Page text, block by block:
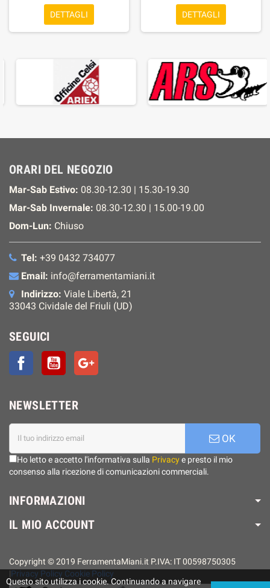
DETTAGLI DETTAGLI
ORARI DEL NEGOZIO
Mar-Sab Estivo: 08.30-12.30 | 15.30-19.30
Mar-Sab Invernale: 08.30-12.30 | 15.00-19.00
Dom-Lun: Chiuso
Tel: +39 0432 734077
Email: info@ferramentamiani.it
Indirizzo: Viale Libertà, 21
33043 Cividale del Friuli (UD)
SEGUICI
FacebookYouTube
NEWSLETTER
OK
Ho letto e accetto l'informativa sulla Privacye presto il mio
consenso alla ricezione di comunicazioni commerciali.
INFORMAZIONI
IL MIO ACCOUNT
Copyright © 2019 FerramentaMiani.it P.IVA: IT 00598750305
|Privacy Policy Cookie Policy
Questo sito utilizza i cookie. Continuando a navigare